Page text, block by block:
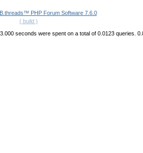
PHP Forum Software 7.6.0
( build )
seconds were spent on a total of 0.0123 queries.